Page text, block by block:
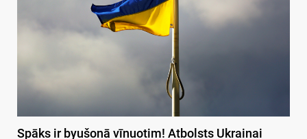
Spāks ir byušonā vīnuotim! Atbolsts Ukrainai